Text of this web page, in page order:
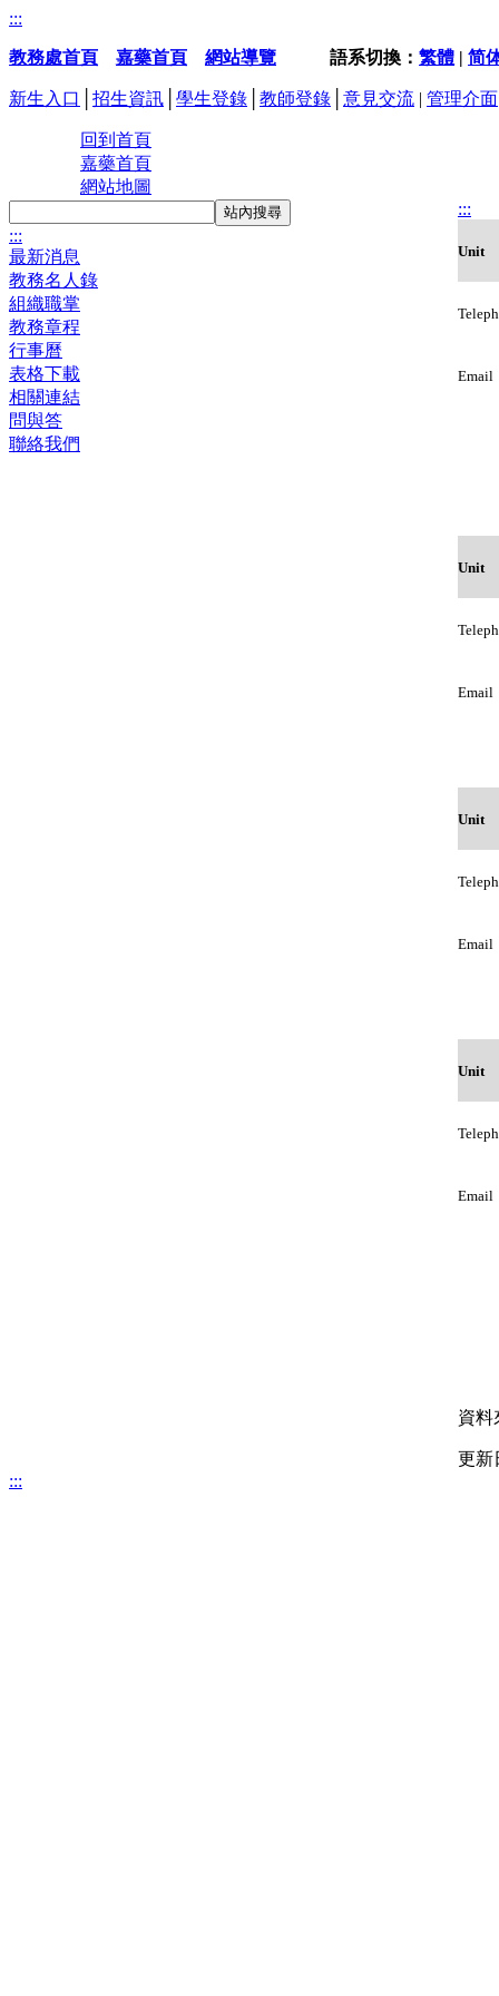
:::
教務處首頁 嘉藥首頁 網站導覽 語系切換： 繁體 | 简
新生入口 招生資訊 學生登錄 教師登錄 意見交流 | 管理介面
回到首頁
嘉藥首頁
網站地圖
站內搜尋
:::
最新消息
教務名人錄
組織職掌
教務章程
行事曆
表格下載
相關連結
問與答
聯絡我們
:::
Unit
Email
Unit
Email
Unit
Email
Unit
Email
資料
更新
:::